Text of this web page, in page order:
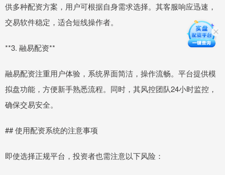
供多种配资方案，用户可根据自身需求选择。其客服响应迅速，
交易软件稳定，适合短线操作者。
**3. 融易配资**
融易配资注重用户体验，系统界面简洁，操作流畅。平台提供模
拟盘功能，方便新手熟悉流程。同时，其风控团队24小时监控，
确保交易安全。
## 使用配资系统的注意事项
即使选择正规平台，投资者也需注意以下风险：